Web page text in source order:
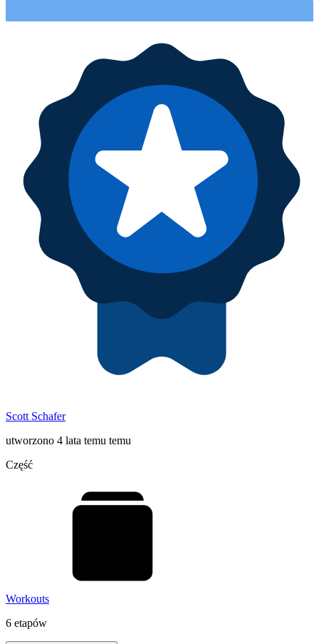
Scott Schafer
utworzono 4 lata temu temu
Część
Workouts
6 etapów